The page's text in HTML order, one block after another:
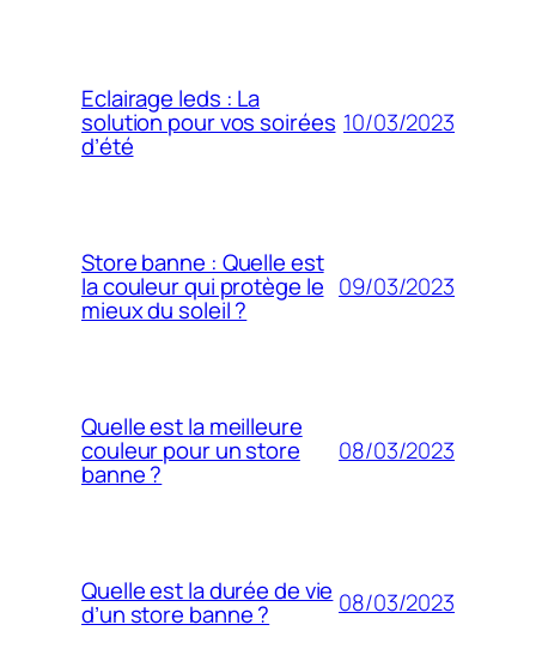
Eclairage leds : La
solution pour vos soirées
d’été
10/03/2023
Store banne : Quelle est
la couleur qui protège le
mieux du soleil ?
09/03/2023
Quelle est la meilleure
couleur pour un store
banne ?
08/03/2023
Quelle est la durée de vie
d’un store banne ? 08/03/2023